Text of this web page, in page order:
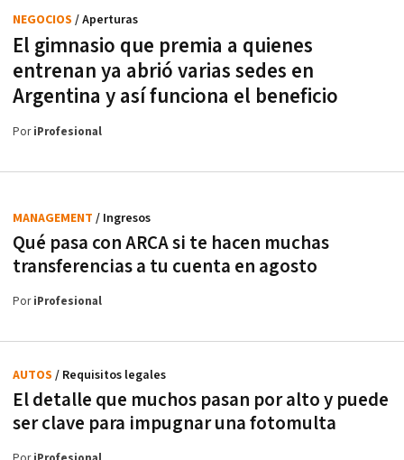
El gimnasio que premia a quienes
entrenan ya abrió varias sedes en
Argentina y así funciona el beneficio
NEGOCIOS / Aperturas
PoriProfesional
Qué pasa con ARCA si te hacen muchas
transferencias a tu cuenta en agosto
MANAGEMENT / Ingresos
PoriProfesional
El detalle que muchos pasan por alto y puede
ser clave para impugnar una fotomulta
AUTOS / Requisitos legales